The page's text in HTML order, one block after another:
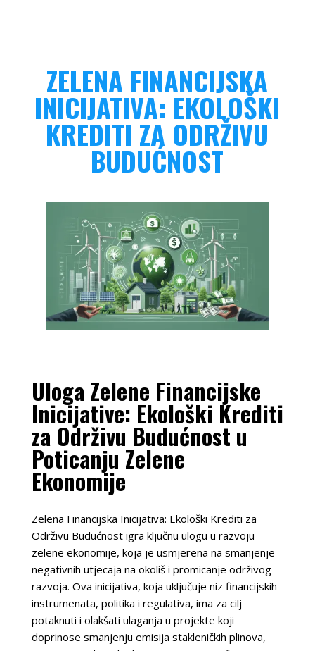
ZELENA FINANCIJSKA
INICIJATIVA: EKOLOŠKI
KREDITI ZA ODRŽIVU
BUDUĆNOST
Uloga Zelene Financijske
Inicijative: Ekološki Krediti
za Održivu Budućnost u
Poticanju Zelene
Ekonomije
Zelena Financijska Inicijativa: Ekološki Krediti za
Održivu Budućnost igra ključnu ulogu u razvoju
zelene ekonomije, koja je usmjerena na smanjenje
negativnih utjecaja na okoliš i promicanje održivog
razvoja. Ova inicijativa, koja uključuje niz financijskih
instrumenata, politika i regulativa, ima za cilj
potaknuti i olakšati ulaganja u projekte koji
doprinose smanjenju emisija stakleničkih plinova,